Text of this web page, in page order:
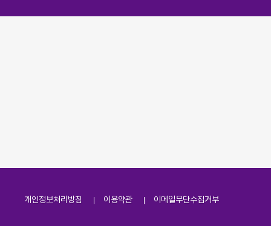
개인정보처리방침 이용약관 이메일무단수집거부